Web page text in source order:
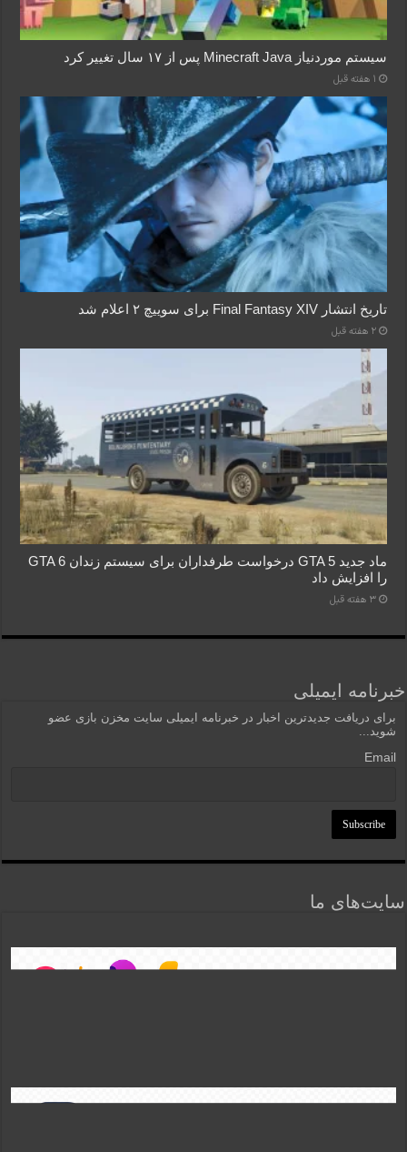
سیستم موردنیاز Minecraft Java پس از ۱۷ سال تغییر کرد
1 هفته قبل
تاریخ انتشار Final Fantasy XIV برای سوییچ ۲ اعلام شد
2 هفته قبل
ماد جدید GTA 5 درخواست طرفداران برای سیستم زندان GTA 6
را افزایش داد
3 هفته قبل
خبرنامه ایمیلی
برای دریافت جدیدترین اخبار در خبرنامه ایمیلی سایت مخزن بازی عضو
شوید...
Email
سایت‌های ما